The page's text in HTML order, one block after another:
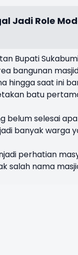
Jadi Role
Bupati
bangunan
hingga saat ini
batu
belum selesai
banyak warga
perhatian
salah nama